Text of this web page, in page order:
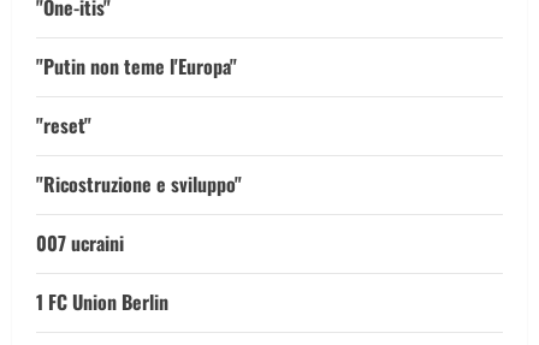
"One-itis"
"Putin non teme l'Europa"
"reset"
"Ricostruzione e sviluppo"
007 ucraini
1 FC Union Berlin